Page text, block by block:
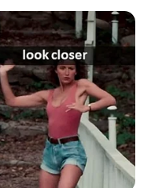
idyllischen Winkeln.
des Ortes sowie das
unverändert,
gestellt
Führungen durch
Schicksale und
und deren
sich der auf
Ette liegende